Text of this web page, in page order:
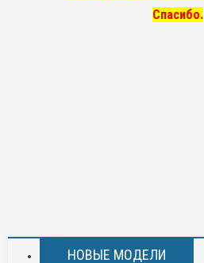
Спасибо.
НОВЫЕ МОДЕЛИ